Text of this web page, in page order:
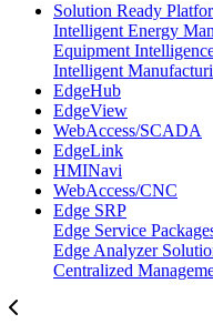
Solution Ready
Intelligent Energy
Equipment
Intelligent
EdgeHub
EdgeView
WebAccess/SCADA
EdgeLink
HMINavi
WebAccess/CNC
Edge SRP
Edge Service
Edge Analyzer
Centralized